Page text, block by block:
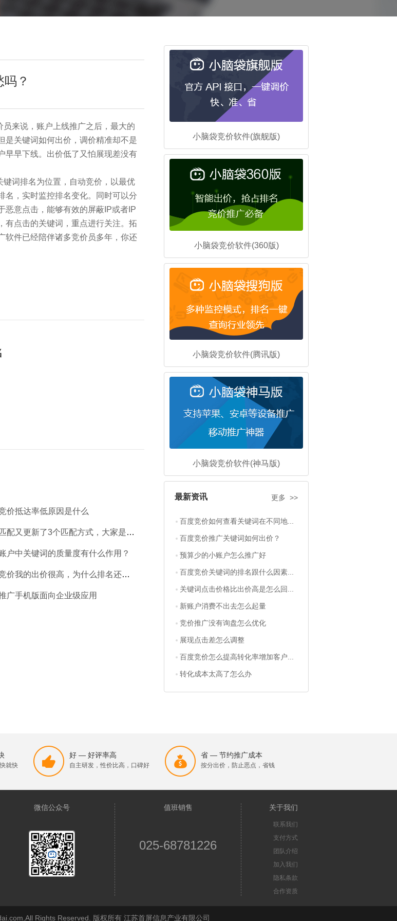
小脑袋竞价软件(旗舰版)
小脑袋竞价软件(360版)
小脑袋竞价软件(腾讯版)
小脑袋竞价软件(神马版)
最新资讯 更多 >>
百度竞价如何查看关键词在不同地...
百度竞价推广关键词如何出价？
预算少的小账户怎么推广好
百度竞价关键词的排名跟什么因素...
关键词点击价格比出价高是怎么回...
新账户消费不出去怎么起量
竞价推广没有询盘怎么优化
展现点击差怎么调整
百度竞价怎么提高转化率增加客户...
转化成本太高了怎么办
？
来说，账户上线推广之后，最大的
是关键词如何出价，调价精准却不是
早早下线。出价低了又怕展现差没有
词排名为位置，自动竞价，以最优
名，实时监控排名变化。同时可以分
恶意点击，能够有效的屏蔽IP或者IP
有点击的关键词，重点进行关注。拓
软件已经陪伴诸多竞价员多年，你还
价抵达率低原因是什么
又更新了3个匹配方式，大家是如何理解的
户中关键词的质量度有什么作用？
价我的出价很高，为什么排名还是靠后
广手机版面向企业级应用
就快
好 — 好评率高
自主研发，性价比高，口碑好
省 — 节约推广成本
按分出价，防止恶点，省钱
微信公众号 值班销售
025-68781226
关于我们
联系我们
支付方式
团队介绍
加入我们
隐私条款
合作资质
Rights Reserved. 版权所有 江苏首屏信息产业有限公司